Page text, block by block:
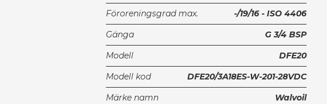
Föroreningsgrad max.
-/19/16 - ISO 4406
Gänga
G 3/4 BSP
Modell
DFE20
Modell kod
DFE20/3A18ES-W-201-28VDC
Märke namn
Walvoil